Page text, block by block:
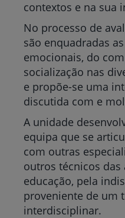
contextos e na sua
No processo de
são enquadradas
emocionais, do
socialização nas
e propõe-se uma
discutida com e
A unidade
equipa que se
com outras
outros técnicos das
educação, pela
proveniente de um
interdisciplinar.